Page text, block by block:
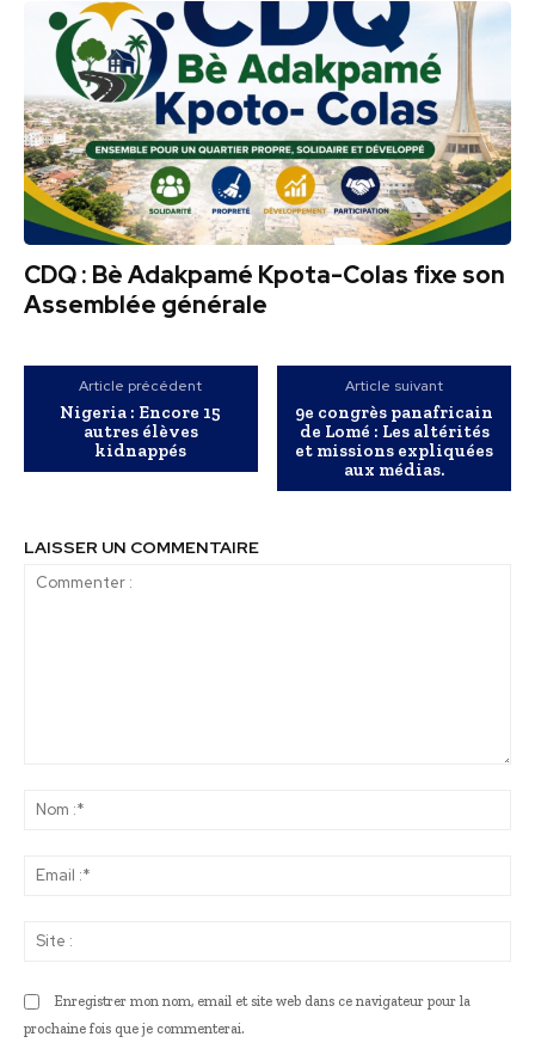
CDQ : Bè Adakpamé Kpota-Colas fixe son
Assemblée générale
Article précédent
Nigeria : Encore 15
autres élèves
kidnappés
Article suivant
9e congrès panafricain
de Lomé : Les altérités
et missions expliquées
aux médias.
LAISSER UN COMMENTAIRE
Enregistrer mon nom, email et site web dans ce navigateur pour la
prochaine fois que je commenterai.